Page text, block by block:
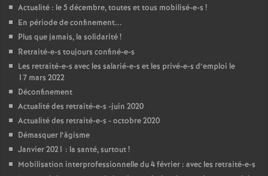
Actualité : le 5 décembre, toutes et tous mobilisé-e-s !
En période de confinement...
Plus que jamais, la solidarité!
Retraité-e-s toujours confiné-e-s
Les retraité-e-s avec les salarié-e-s et les privé-e-s d’emploi le
17 mars 2022
Déconfinement
Actualité des retraité-e-s -juin 2020
Actualité des retraité-e-s - octobre 2020
Démasquer l’âgisme
Janvier 2021 : la santé, surtout!
Mobilisation interprofessionnelle du 4 février : avec les retraité-e-s